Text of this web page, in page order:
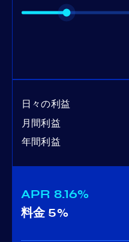
日々の利益
月間利益
年間利益
APR 8.16%
料金5%